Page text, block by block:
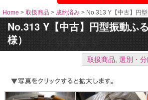
Home > 取扱商品 > 成約済み > No.313 Y【中古】円
No.313 Y【中古】円型振動ふ
様）
取扱商品, 選別・